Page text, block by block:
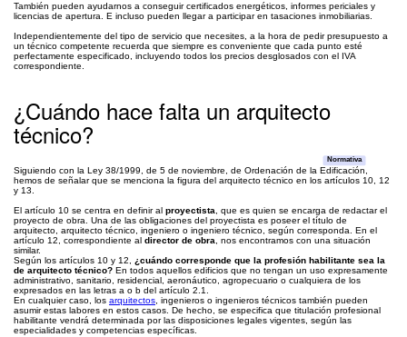
También pueden ayudarnos a conseguir certificados energéticos, informes periciales y
licencias de apertura. E incluso pueden llegar a participar en tasaciones inmobiliarias.
Independientemente del tipo de servicio que necesites, a la hora de pedir presupuesto a
un técnico competente recuerda que siempre es conveniente que cada punto esté
perfectamente especificado, incluyendo todos los precios desglosados con el IVA
correspondiente.
¿Cuándo hace falta un arquitecto
técnico?
Normativa
Siguiendo con la Ley 38/1999, de 5 de noviembre, de Ordenación de la Edificación,
hemos de señalar que se menciona la figura del arquitecto técnico en los artículos 10, 12
y 13.
El artículo 10 se centra en definir al proyectista , que es quien se encarga de redactar el
proyecto de obra. Una de las obligaciones del proyectista es poseer el título de
arquitecto, arquitecto técnico, ingeniero o ingeniero técnico, según corresponda. En el
artículo 12, correspondiente al director de obra , nos encontramos con una situación
similar.
Según los artículos 10 y 12, ¿cuándo corresponde que la profesión habilitante sea la
de arquitecto técnico? En todos aquellos edificios que no tengan un uso expresamente
administrativo, sanitario, residencial, aeronáutico, agropecuario o cualquiera de los
expresados en las letras a o b del artículo 2.1.
En cualquier caso, los arquitectos , ingenieros o ingenieros técnicos también pueden
asumir estas labores en estos casos. De hecho, se especifica que titulación profesional
habilitante vendrá determinada por las disposiciones legales vigentes, según las
especialidades y competencias específicas.